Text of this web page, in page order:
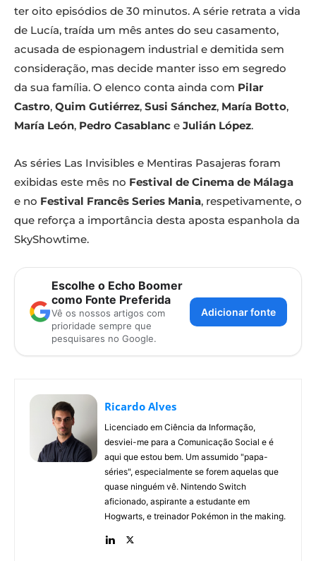
ter oito episódios de 30 minutos. A série retrata a vida
de Lucía, traída um mês antes do seu casamento,
acusada de espionagem industrial e demitida sem
consideração, mas decide manter isso em segredo
da sua família. O elenco conta ainda com Pilar
Castro, Quim Gutiérrez, Susi Sánchez, María Botto,
María León, Pedro Casablanc e Julián López.
As séries Las Invisibles e Mentiras Pasajeras foram
exibidas este mês no Festival de Cinema de Málaga
e no Festival Francês Series Mania, respetivamente, o
que reforça a importância desta aposta espanhola da
SkyShowtime.
Escolhe o Echo Boomer
como Fonte Preferida
Vê os nossos artigos com
prioridade sempre que
pesquisares no Google.
Adicionar fonte
Ricardo Alves
Licenciado em Ciência da Informação,
desviei-me para a Comunicação Social e é
aqui que estou bem. Um assumido "papa-
séries", especialmente se forem aquelas que
quase ninguém vê. Nintendo Switch
aficionado, aspirante a estudante em
Hogwarts, e treinador Pokémon in the making.